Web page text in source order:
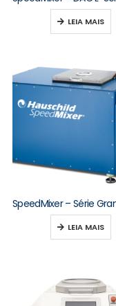
LEIA MAIS
LEIA MAIS